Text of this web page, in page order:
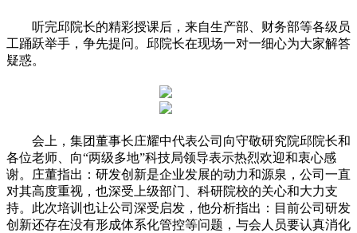
听完邱院长的精彩授课后，来自生产部、财务部等各级员
工踊跃举手，争先提问。邱院长在现场一对一细心为大家解答
疑惑。
会上，集团董事长庄耀中代表公司向守敬研究院邱院长和
各位老师、向“两级多地”科技局领导表示热烈欢迎和衷心感
谢。庄董指出：研发创新是企业发展的动力和源泉，公司一直
对其高度重视，也深受上级部门、科研院校的关心和大力支
持。此次培训也让公司深受启发，他分析指出：目前公司研发
创新还存在没有形成体系化管控等问题，与会人员要认真消化